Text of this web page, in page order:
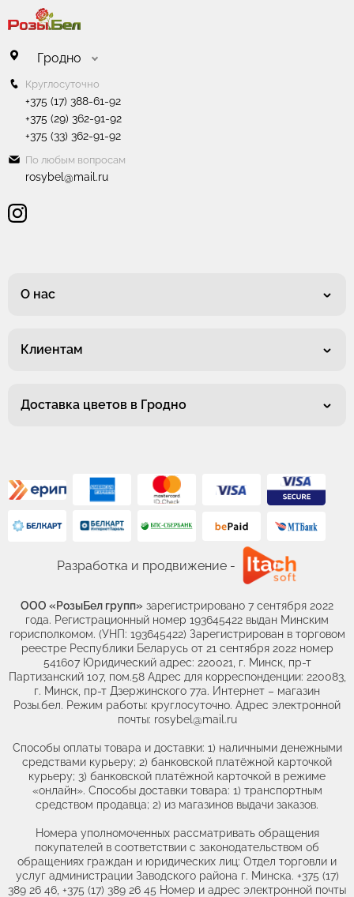
Гродно
Круглосуточно
+375 (17) 388-61-92
+375 (29) 362-91-92
+375 (33) 362-91-92
По любым вопросам
rosybel@mail.ru
О нас
Клиентам
Доставка цветов в Гродно
Разработка и продвижение -
ООО «РозыБел групп» зарегистрировано 7 сентября 2022
года. Регистрационный номер 193645422 выдан Минским
горисполкомом. (УНП: 193645422) Зарегистрирован в торговом
реестре Республики Беларусь от 21 сентября 2022 номер
541607 Юридический адрес: 220021, г. Минск, пр-т
Партизанский 107, пом.58 Адрес для корреспонденции: 220083,
г. Минск, пр-т Дзержинского 77а. Интернет – магазин
Розы.бел. Режим работы: круглосуточно. Адрес электронной
почты: rosybel@mail.ru
Способы оплаты товара и доставки: 1) наличными денежными
средствами курьеру; 2) банковской платёжной карточкой
курьеру; 3) банковской платёжной карточкой в режиме
«онлайн». Способы доставки товара: 1) транспортным
средством продавца; 2) из магазинов выдачи заказов.
Номера уполномоченных рассматривать обращения
покупателей в соответствии с законодательством об
обращениях граждан и юридических лиц: Отдел торговли и
услуг администрации Заводского района г. Минска. +375 (17)
389 26 46, +375 (17) 389 26 45 Номер и адрес электронной почты